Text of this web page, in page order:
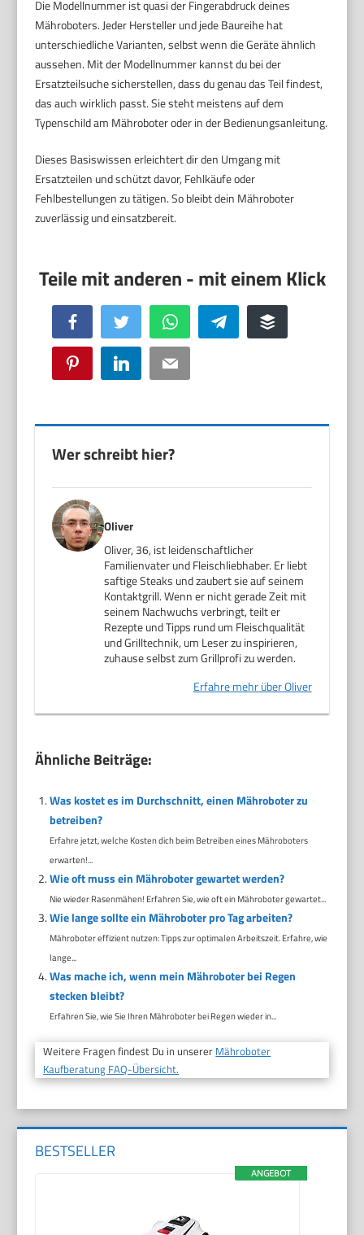
Die Modellnummer ist quasi der Fingerabdruck deines
Mähroboters. Jeder Hersteller und jede Baureihe hat
unterschiedliche Varianten, selbst wenn die Geräte ähnlich
aussehen. Mit der Modellnummer kannst du bei der
Ersatzteilsuche sicherstellen, dass du genau das Teil findest,
das auch wirklich passt. Sie steht meistens auf dem
Typenschild am Mähroboter oder in der Bedienungsanleitung.
Dieses Basiswissen erleichtert dir den Umgang mit
Ersatzteilen und schützt davor, Fehlkäufe oder
Fehlbestellungen zu tätigen. So bleibt dein Mähroboter
zuverlässig und einsatzbereit.
Facebook Twitter WhatsApp Telegram Buffer
Pinterest LinkedIn Email
Wer schreibt hier?
Oliver
Oliver, 36, ist leidenschaftlicher
Familienvater und Fleischliebhaber. Er liebt
saftige Steaks und zaubert sie auf seinem
Kontaktgrill. Wenn er nicht gerade Zeit mit
seinem Nachwuchs verbringt, teilt er
Rezepte und Tipps rund um Fleischqualität
und Grilltechnik, um Leser zu inspirieren,
zuhause selbst zum Grillprofi zu werden.
Erfahre mehr über Oliver
Ähnliche Beiträge:
Was kostet es im Durchschnitt, einen Mähroboter zu
betreiben?
Erfahre jetzt, welche Kosten dich beim Betreiben eines Mähroboters
erwarten!...
Wie oft muss ein Mähroboter gewartet werden?
Nie wieder Rasenmähen! Erfahren Sie, wie oft ein Mähroboter gewartet...
Wie lange sollte ein Mähroboter pro Tag arbeiten?
Mähroboter effizient nutzen: Tipps zur optimalen Arbeitszeit. Erfahre, wie
lange...
Was mache ich, wenn mein Mähroboter bei Regen
stecken bleibt?
Erfahren Sie, wie Sie Ihren Mähroboter bei Regen wieder in...
Weitere Fragen findest Du in unserer Mähroboter
Kaufberatung FAQ-Übersicht.
BESTSELLER
ANGEBOT